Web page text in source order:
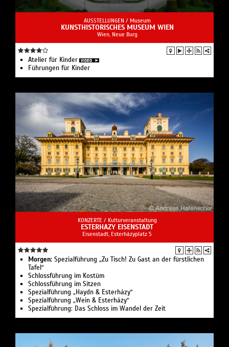
AUSSTELLUNGEN / Museum
KUNSTHISTORISCHES MUSEUM WIEN
Wien, Neue Burg
Atelier für Kinder
Führungen für Kinder
KONZERTE / Kulturveranstaltung
ESTERHAZY EISENSTADT
Eisenstadt, Esterházyplatz 5
Morgen: Spezialführung „Zu Tisch! Zu Gast an der fürstlichen
Tafel“
Schlossführung im Kostüm
Schlossführung im Sitzen
Spezialführung „Haydn & Esterházy“
Spezialführung „Wein & Esterházy“
Spezialführung: Das Schloss im Wandel der Zeit